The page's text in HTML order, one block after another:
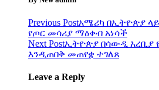
Previous Postአሜሪካ በኢትዮጵያ
የጦር መሳሪያ ማዕቀብ አነሳች
Next Postኢትዮጵያ በሳውዲ አረቢያ
እንዲጠበቅ መጠየቋ ተገለጸ
Leave a Reply